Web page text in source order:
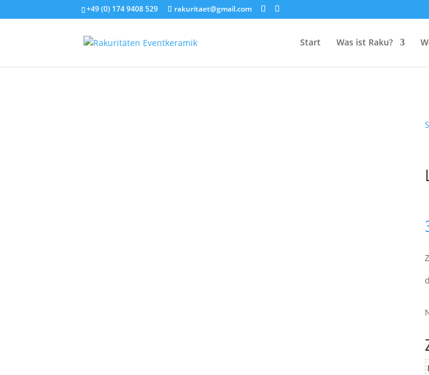
+49 (0) 174 9408 529 rakuritaet@gmail.com
Start Was ist Raku?